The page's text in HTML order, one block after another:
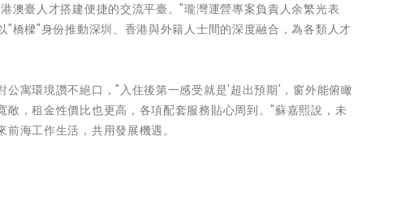
澳臺人才搭建便捷的交流平臺。"瓏灣運營專案負責人余繁光表
橋樑"身份推動深圳、香港與外籍人士間的深度融合，為各類人才
寓環境讚不絕口，"入住後第一感受就是'超出預期'，窗外能俯瞰
，租金性價比也更高，各項配套服務貼心周到。"蘇嘉熙說，未
海工作生活，共用發展機遇。